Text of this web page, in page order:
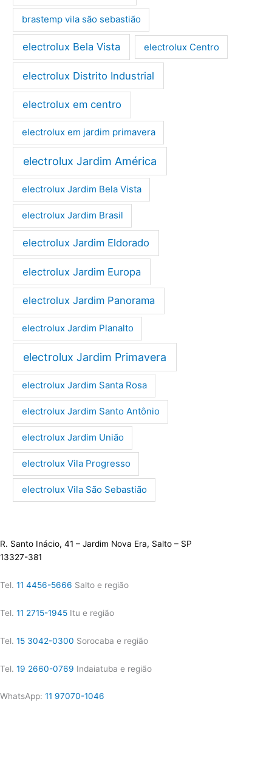
brastemp vila são sebastião
electrolux Bela Vista electrolux Centro
electrolux Distrito Industrial
electrolux em centro
electrolux em jardim primavera
electrolux Jardim América
electrolux Jardim Bela Vista
electrolux Jardim Brasil
electrolux Jardim Eldorado
electrolux Jardim Europa
electrolux Jardim Panorama
electrolux Jardim Planalto
electrolux Jardim Primavera
electrolux Jardim Santa Rosa
electrolux Jardim Santo Antônio
electrolux Jardim União
electrolux Vila Progresso
electrolux Vila São Sebastião
R. Santo Inácio, 41 – Jardim Nova Era, Salto – SP
13327-381
Tel. 11 4456-5666 Salto e região
Tel. 11 2715-1945 Itu e região
Tel. 15 3042-0300 Sorocaba e região
Tel. 19 2660-0769 Indaiatuba e região
WhatsApp: 11 97070-1046